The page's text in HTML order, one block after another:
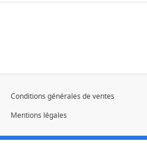
Conditions générales de ventes
Mentions légales